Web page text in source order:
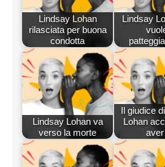
Lindsay Lohan
rilasciata per buona
condotta
Lindsay
Lindsay Lohan va
verso la morte
Il giudice
Lohan